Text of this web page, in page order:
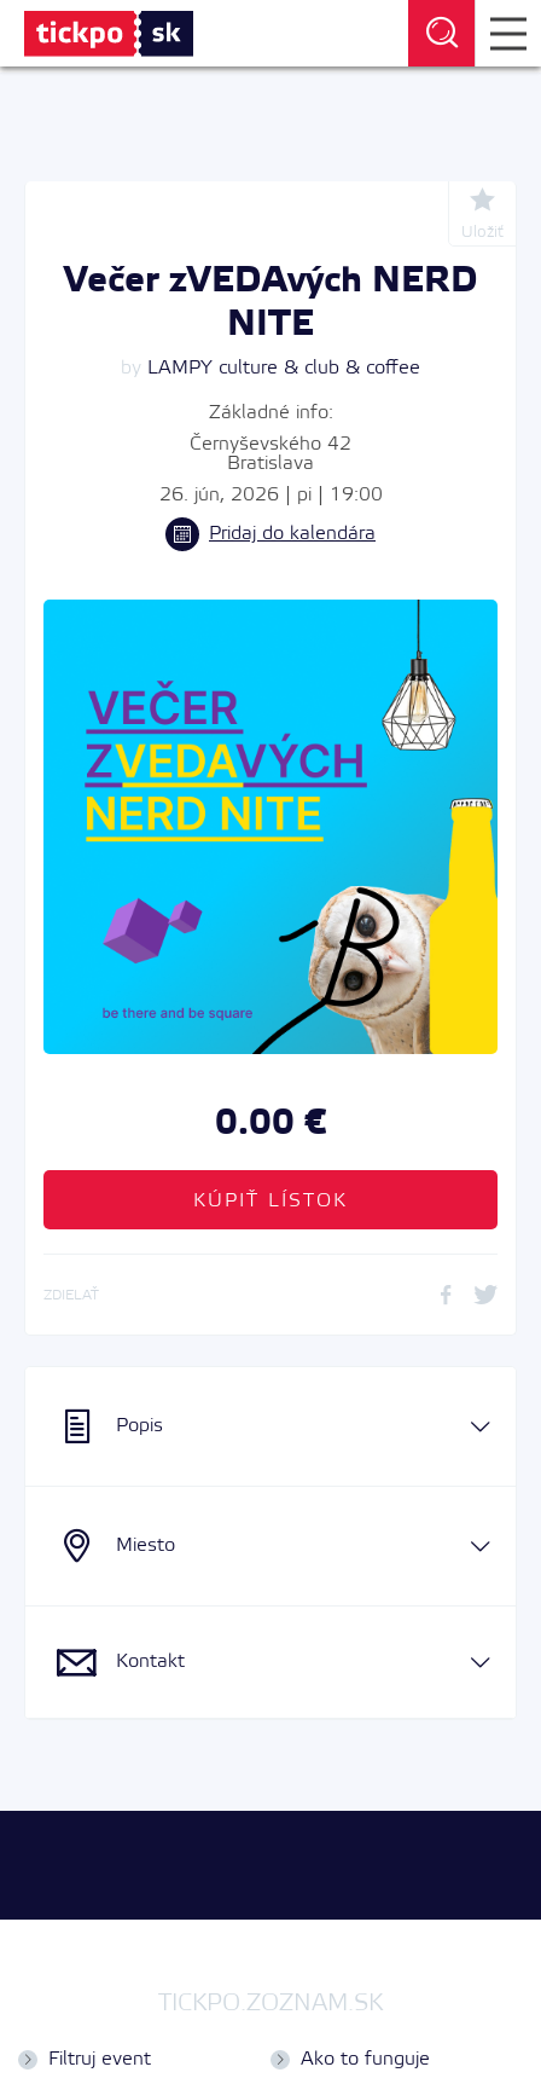
Uložiť
Večer zVEDAvých NERD
NITE
by LAMPY culture & club & coffee
Základné info:
Černyševského 42
Bratislava
26. jún, 2026 | pi | 19:00
Pridaj do kalendára
0.00 €
KÚPIŤ LÍSTOK
ZDIELAŤ
Popis
Miesto
Kontakt
TICKPO.ZOZNAM.SK
Filtruj event Ako to funguje